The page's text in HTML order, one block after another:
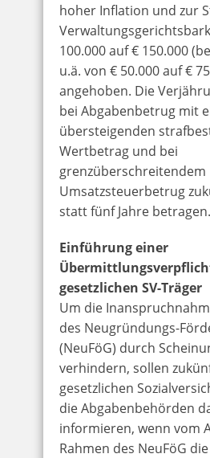
hoher Inflation und zur
100.000 auf € 150.000
u.ä. von € 50.000 auf €
angehoben. Die
bei Abgabenbetrug mit
übersteigenden
Wertbetrag und bei
grenzüberschreitendem
Umsatzsteuerbetrug
statt fünf Jahre betragen.
Einführung einer
gesetzlichen SV-Träger
Um die
des Neugründungs-
(NeuFöG) durch
verhindern, sollen
gesetzlichen
die Abgabenbehörden
informieren, wenn vom
Rahmen des NeuFöG